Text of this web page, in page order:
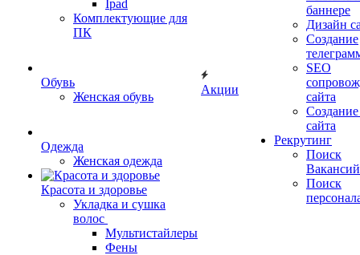
Ipad
Комплектующие для
ПК
Обувь
Женская обувь
Одежда
Женская одежда
Красота и здоровье
Укладка и сушка
волос
Мультистайлеры
Фены
Акции
баннере
Дизайн
Создание
SEO
сайта
сайта
Рекрутинг
Поиск
Вакансий
Поиск